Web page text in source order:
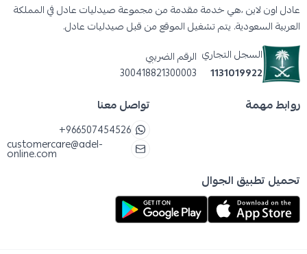
عادل اون لاين ،هي خدمة مقدمة من مجموعة صيدليات عادل في المملكة
العربية السعودية. يتم تشغيل الموقع من قبل صيدليات عادل.
السجل التجاري
1131019922
الرقم الضريبي
300418821300003
روابط مهمة تواصل معنا
+966507454526
customercare@adel-
online.com
تحميل تطبيق الجوال